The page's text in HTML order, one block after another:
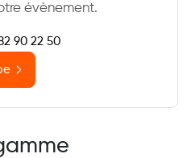
évènement.
90 22 50